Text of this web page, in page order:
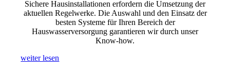
Sichere Hausinstallationen erfordern die Umsetzung der
aktuellen Regelwerke. Die Auswahl und den Einsatz der
besten Systeme für Ihren Bereich der
Hauswasserversorgung garantieren wir durch unser
Know-how.
weiter lesen